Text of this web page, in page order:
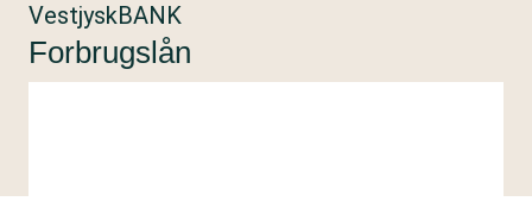
VestjyskBANK
Forbrugslån